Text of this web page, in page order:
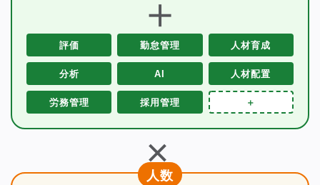
＋
評価 勤怠管理 人材育成
分析 AI 人材配置
労務管理 採用管理 ＋
＋
人数